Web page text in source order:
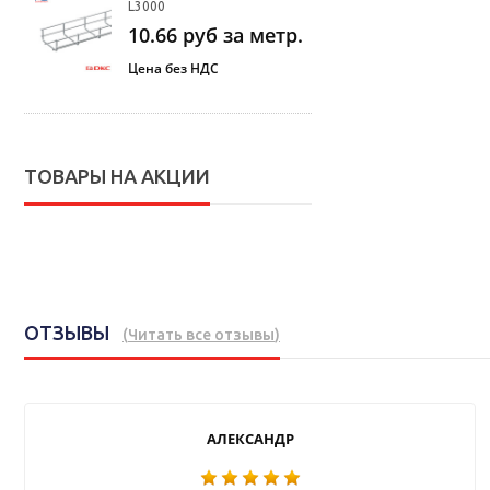
L3000
10.66 руб за метр.
Цена без НДС
ТОВАРЫ НА АКЦИИ
ОТЗЫВЫ (Читать все отзывы)
АЛЕКСАНДР